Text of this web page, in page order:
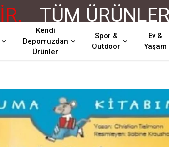
TÜM
Kendi
Depomuzdan
Ürünler
Spor &
Outdoor
Ev &
Yaşam